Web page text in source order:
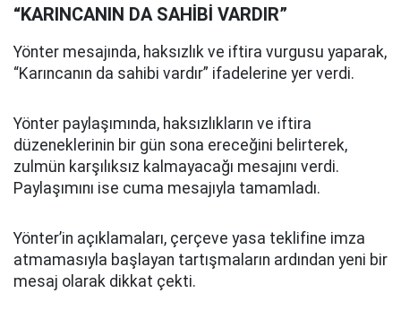
“KARINCANIN DA SAHİBİ VARDIR”
Yönter mesajında, haksızlık ve iftira vurgusu yaparak,
“Karıncanın da sahibi vardır” ifadelerine yer verdi.
Yönter paylaşımında, haksızlıkların ve iftira
düzeneklerinin bir gün sona ereceğini belirterek,
zulmün karşılıksız kalmayacağı mesajını verdi.
Paylaşımını ise cuma mesajıyla tamamladı.
Yönter’in açıklamaları, çerçeve yasa teklifine imza
atmamasıyla başlayan tartışmaların ardından yeni bir
mesaj olarak dikkat çekti.